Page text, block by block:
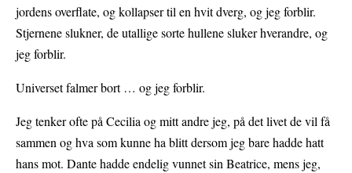
jordens overflate, og kollapser til en hvit dverg, og jeg forblir.
Stjernene slukner, de utallige sorte hullene sluker hverandre, og
jeg forblir.
Universet falmer bort … og jeg forblir.
Jeg tenker ofte på Cecilia og mitt andre jeg, på det livet de vil få
sammen og hva som kunne ha blitt dersom jeg bare hadde hatt
hans mot. Dante hadde endelig vunnet sin Beatrice, mens jeg,